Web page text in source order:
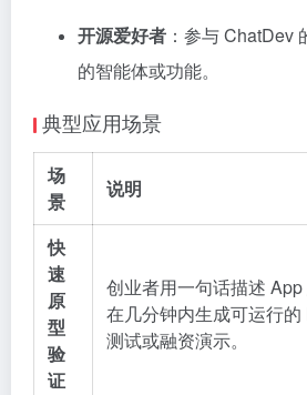
开源爱好者 ：参与 ChatDev
的智能体或功能。
典型应用场景
场
景
说明
快
速
原
型
验
证
创业者用一句话描述
在几分钟内生成可运行
测试或融资演示。